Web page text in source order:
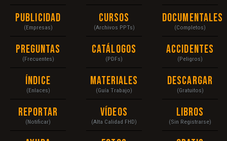
Publicidad
(Empresas)
Preguntas
(Frecuentes)
Índice
(Enlaces)
Reportar
(Notificar)
Cursos
(Archivos PPTs)
Catálogos
(PDFs)
Materiales
(Guía Trabajo)
Vídeos
(Alta Calidad FHD)
Documentales
(Completos)
Accidentes
(Peligros)
Descargar
(Gratuitos)
Libros
(Sin Registrarse)